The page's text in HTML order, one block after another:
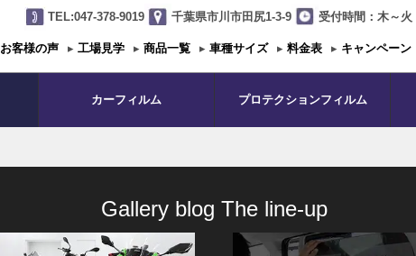
TEL:047-378-9019 千葉県市川市田尻1-3-9 受付時間：木～火
お客様の声 ▸ 工場見学 ▸ 商品一覧 ▸ 車種サイズ ▸ 料金表 ▸ キャンペーン
カーフィルム プロテクションフィルム
Gallery blog The line-up